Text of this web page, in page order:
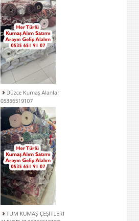
Düzce Kumaş Alanlar
05356519107
TÜM KUMAŞ ÇEŞİTLERİ